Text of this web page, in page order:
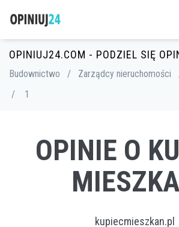
OPINIUJ24.COM - PODZIEL SIĘ
Budownictwo / Zarządcy nieruchomości
/
1
OPINIE O
kupiecmieszkan.pl